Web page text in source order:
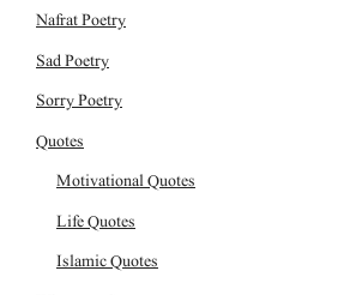
Nafrat Poetry
Sad Poetry
Sorry Poetry
Quotes
Motivational Quotes
Life Quotes
Islamic Quotes